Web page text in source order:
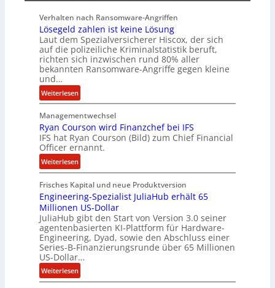
S
p
u
r
y
a
r
b
e
t
e
n
z
u
s
a
m
m
e
n
Verhalten nach Ransomware-Angriffen
Lösegeld zahlen ist keine Lösung
Laut dem Spezialversicherer Hiscox, der sich
auf die polizeiliche Kriminalstatistik beruft,
richten sich inzwischen rund 80% aller
bekannten Ransomware-Angriffe gegen kleine
und…
Weiterlesen:
L
ö
s
e
g
e
l
d
z
a
h
l
e
i
s
Managementwechsel
Ryan Courson wird Finanzchef bei IFS
IFS hat Ryan Courson (Bild) zum Chief Financial
Officer ernannt.
Weiterlesen:
R
y
a
n
C
o
u
s
o
Frisches Kapital und neue Produktversion
Engineering-Spezialist JuliaHub erhält 65
Millionen US-Dollar
JuliaHub gibt den Start von Version 3.0 seiner
agentenbasierten KI-Plattform für Hardware-
Engineering, Dyad, sowie den Abschluss einer
Series-B-Finanzierungsrunde über 65 Millionen
US-Dollar…
Weiterlesen:
E